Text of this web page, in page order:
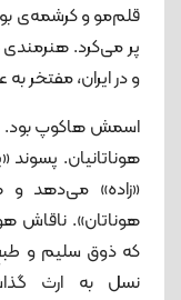
قلم‌مو و کرشمه‌ی
پر می‌کرد. هنرمندی
و در ایران، مفتخر
اسمش هاکوپ بود.
هوناتانیان. پسوند
«زاده» می‌‌دهد و
هوناتان». ناقاش
که ذوق سلیم و
نسل به ارث